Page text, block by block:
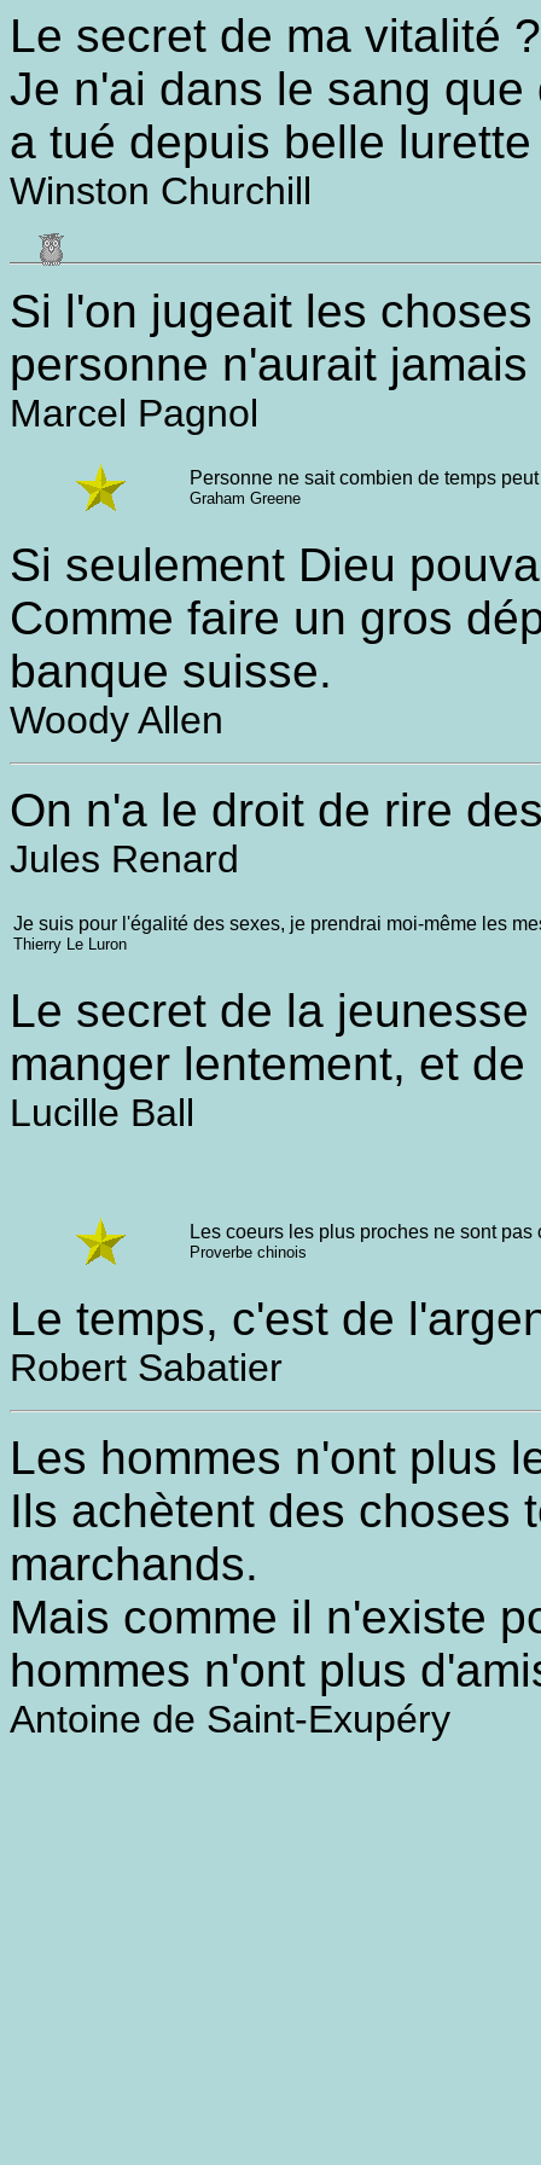
Le secret de ma vitalité ?
Je n'ai dans le sang
a tué depuis belle
Winston Churchill
Si l'on jugeait les
personne n'aurait
Marcel Pagnol
Personne ne sait combien de temps
Graham Greene
Si seulement Dieu
Comme faire un gros
banque suisse.
Woody Allen
On n'a le droit de rire
Jules Renard
Je suis pour l'égalité des sexes, je prendrai moi-même les
Thierry Le Luron
Le secret de la
manger lentement, et
Lucille Ball
Les coeurs les plus proches ne sont pas
Proverbe chinois
Le temps, c'est de
Robert Sabatier
Les hommes n'ont plus
Ils achètent des choses
marchands.
Mais comme il n'existe
hommes n'ont plus
Antoine de Saint-Exupéry